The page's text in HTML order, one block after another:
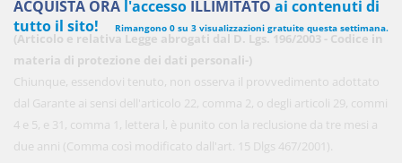
(Articolo e relativa Legge abrogati dal D. Lgs. 196/2003 - Codice in
materia di protezione dei dati personali-)
Chiunque, essendovi tenuto, non osserva il provvedimento adottato
dal Garante ai sensi dell'articolo 22, comma 2, o degli articoli 29, commi
4 e 5, e 31, comma 1, lettera l, è punito con la reclusione da tre mesi a
due anni (Comma così modificato dall'art. 15 Dlgs 467/2001).
ACQUISTA ORA l'accesso ILLIMITATO ai contenuti di
tutto il sito!
Rimangono 0 su 3 visualizzazioni gratuite questa settimana.
450,00 € ANNUALI
anziché570.00€,risparmi il 21%!
Acquista ora